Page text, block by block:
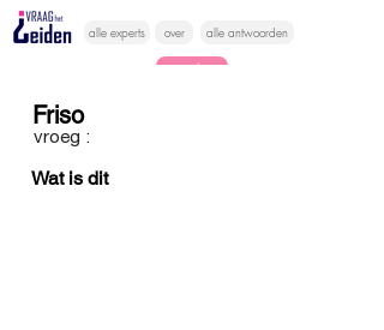
alle experts over alle antwoorden
vragen lessen
Friso
vroeg :
Wat is dit